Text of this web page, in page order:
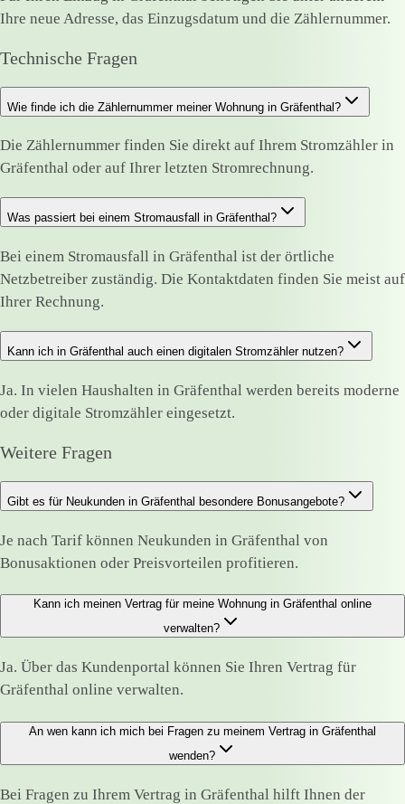
Ihre neue Adresse, das Einzugsdatum und die Zählernummer.
Technische Fragen
Wie finde ich die Zählernummer meiner Wohnung in Gräfenthal?
Die Zählernummer finden Sie direkt auf Ihrem Stromzähler in
Gräfenthal oder auf Ihrer letzten Stromrechnung.
Was passiert bei einem Stromausfall in Gräfenthal?
Bei einem Stromausfall in Gräfenthal ist der örtliche
Netzbetreiber zuständig. Die Kontaktdaten finden Sie meist auf
Ihrer Rechnung.
Kann ich in Gräfenthal auch einen digitalen Stromzähler nutzen?
Ja. In vielen Haushalten in Gräfenthal werden bereits moderne
oder digitale Stromzähler eingesetzt.
Weitere Fragen
Gibt es für Neukunden in Gräfenthal besondere Bonusangebote?
Je nach Tarif können Neukunden in Gräfenthal von
Bonusaktionen oder Preisvorteilen profitieren.
Kann ich meinen Vertrag für meine Wohnung in Gräfenthal online
verwalten?
Ja. Über das Kundenportal können Sie Ihren Vertrag für
Gräfenthal online verwalten.
An wen kann ich mich bei Fragen zu meinem Vertrag in Gräfenthal
wenden?
Bei Fragen zu Ihrem Vertrag in Gräfenthal hilft Ihnen der